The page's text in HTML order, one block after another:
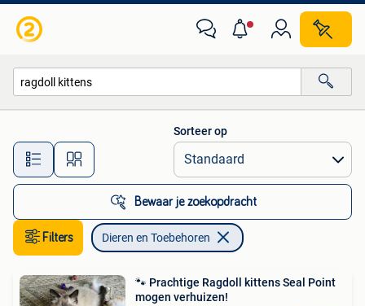
Alle afstanden…
Sorteer op
Bewaar je zoekopdracht
Filters Dieren en Toebehoren
🐾 Prachtige Ragdoll kittens Seal Point
mogen verhuizen!